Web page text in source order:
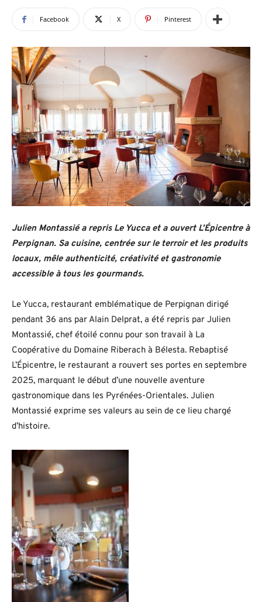
Facebook X Pinterest
Julien Montassié a repris Le Yucca et a ouvert L’Épicentre à
Perpignan. Sa cuisine, centrée sur le terroir et les produits
locaux, mêle authenticité, créativité et gastronomie
accessible à tous les gourmands.
Le Yucca, restaurant emblématique de Perpignan dirigé
pendant 36 ans par Alain Delprat, a été repris par Julien
Montassié, chef étoilé connu pour son travail à La
Coopérative du Domaine Riberach à Bélesta. Rebaptisé
L’Épicentre, le restaurant a rouvert ses portes en septembre
2025, marquant le début d’une nouvelle aventure
gastronomique dans les Pyrénées-Orientales. Julien
Montassié exprime ses valeurs au sein de ce lieu chargé
d’histoire.